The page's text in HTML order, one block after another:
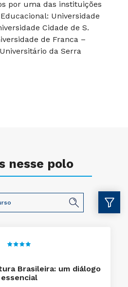
por uma das instituições
Universidade
Cidade de S.
de Franca –
da Serra
nesse polo
Brasileira: um diálogo
essencial